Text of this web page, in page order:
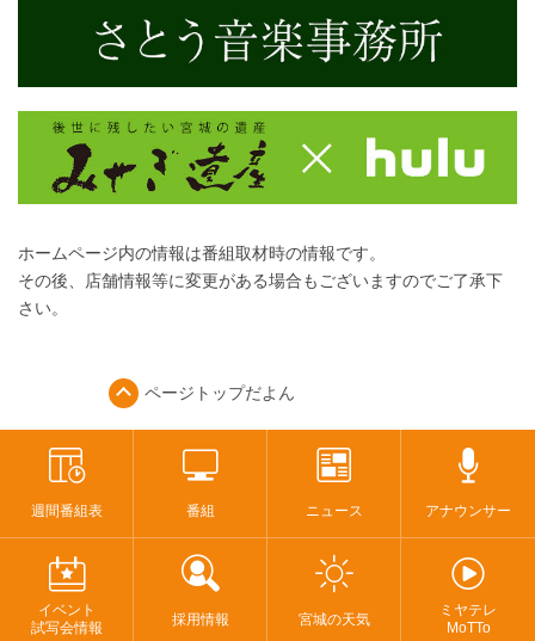
ホームページ内の情報は番組取材時の情報です。
その後、店舗情報等に変更がある場合もございますのでご了承下
さい。
ページトップだよん
週間番組表 番組 ニュース アナウンサー
イベント
試写会情報
採用情報 宮城の天気
ミヤテレ
MoTTo